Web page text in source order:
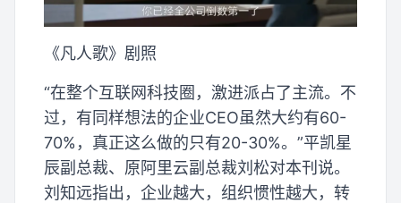
《凡人歌》剧照
“在整个互联网科技圈，激进派占了主流。不
过，有同样想法的企业CEO虽然大约有60-
70%，真正这么做的只有20-30%。”平凯星
辰副总裁、原阿里云副总裁刘松对本刊说。
刘知远指出，企业越大，组织惯性越大，转